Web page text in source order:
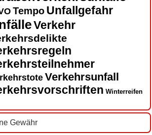
Tempo Unfallgefahr
Verkehr
Verkehrsunfall
Winterreifen
Gewähr